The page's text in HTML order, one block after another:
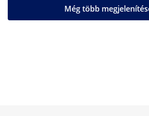
Még több